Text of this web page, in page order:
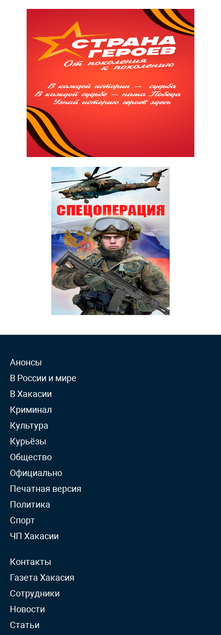
Анонсы
В России и мире
В Хакасии
Криминал
Культура
Курьёзы
Общество
Официально
Печатная версия
Политика
Спорт
ЧП Хакасии
Контакты
Газета Хакасия
Сотрудники
Новости
Статьи